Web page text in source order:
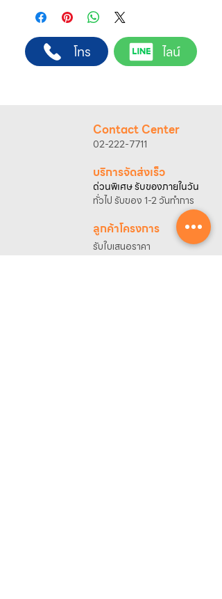
ฝ่ายขายโดยตรง เพื่อความถูกต้องของข้อมูล
สินค้า ราคา และเงื่อนไขการจัดส่ง
ขั้นตอนการสั่งซื้อ
1. แคปหน้าจอสินค้า หรือคัดลอกลิงก์สินค้าที่
ต้องการ
พร้อมแนบภาพหรือ ลิงก์สินค้า
เจ้าหน้าที่ฝ่ายขายจะดำเนินการจัดทำใบเสนอ
เงิน และประสานงานการจัดส่งให้เรียบร้อยค่ะ
โทร ไลน์
Contact Center
02-222-7711
บริการจัดส่งเร็ว
ด่วนพิเศษ รับของภายในวัน
ทั่วไป รับของ 1-2 วันทำการ
ลูกค้าโครงการ
รับใบเสนอราคา